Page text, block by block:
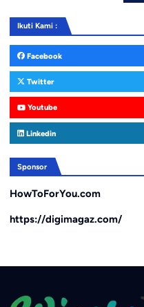
Ikuti Kami :
Facebook
Twitter
Youtube
Linkedin
Sponsor
HowToForYou.com
https://digimagaz.com/